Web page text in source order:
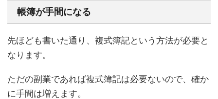
帳簿が手間になる
先ほども書いた通り、複式簿記という方法が必要と
なります。
ただの副業であれば複式簿記は必要ないので、確か
に手間は増えます。